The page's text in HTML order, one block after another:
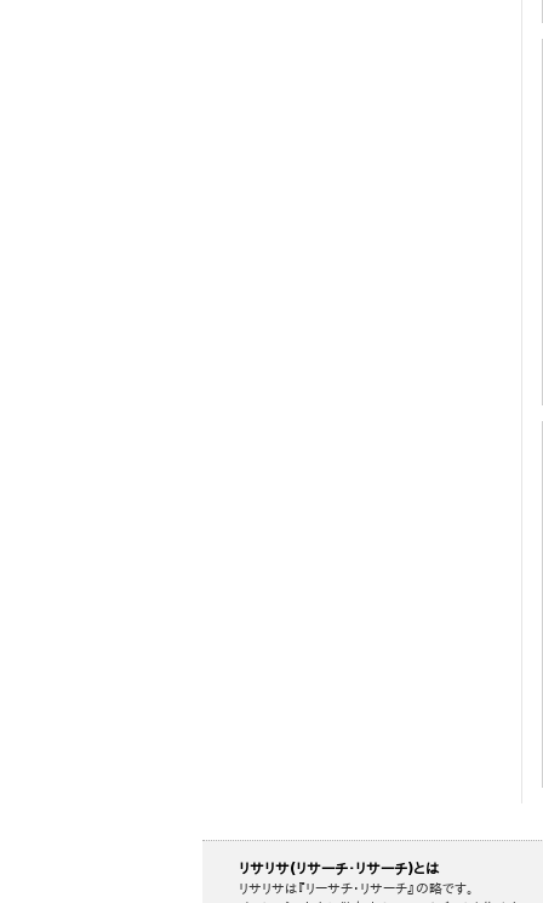
リサリサ(リサーチ・リサーチ)とは
リサリサは『リーサチ・リサーチ』の略です。